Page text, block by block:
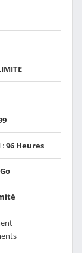
:96 Heures